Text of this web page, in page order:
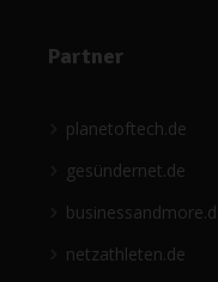
Partner
planetoftech.de
gesündernet.de
netzathleten.de